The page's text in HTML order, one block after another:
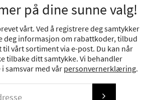
på dine sunne valg!
vårt. Ved å registrere deg samtykker
deg informasjon om rabattkoder, tilbud
vårt sortiment via e-post. Du kan når
tilbake ditt samtykke. Vi behandler
samsvar med vår personvernerklæring.